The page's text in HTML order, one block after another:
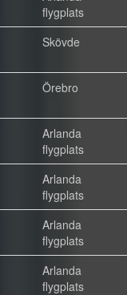
flygplats
Skövde
Örebro
Arlanda
flygplats
Arlanda
flygplats
Arlanda
flygplats
Arlanda
flygplats